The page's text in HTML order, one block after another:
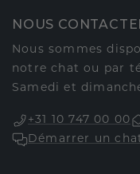
NOUS
Nous sommes
notre chat ou par
Samedi et
+31 10 747 00 00
Démarrer un